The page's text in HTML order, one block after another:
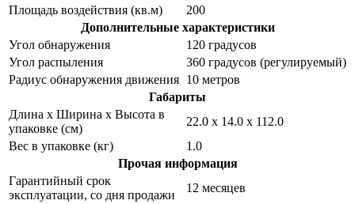
Площадь воздействия (кв.м)
200
Дополнительные характеристики
Угол обнаружения
120 градусов
Угол распыления
360 градусов (регулируемый)
Радиус обнаружения движения 10 метров
Габариты
Длина х Ширина х Высота в
упаковке (см)
22.0 х 14.0 х 112.0
Вес в упаковке (кг)
1.0
Прочая информация
Гарантийный срок
эксплуатации, со дня продажи
12 месяцев